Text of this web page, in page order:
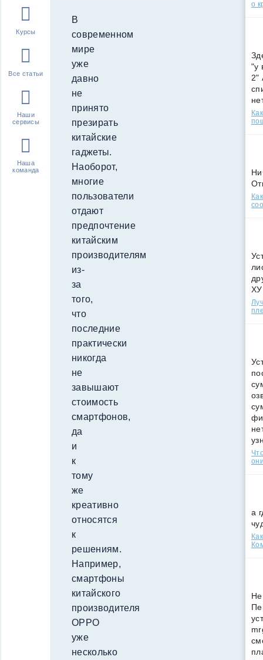
Курсы
Все статьи
Наши
сервисы
Наша
команда
В
современном
мире
уже
давно
не
принято
презирать
китайские
гаджеты.
Наоборот,
многие
пользователи
отдают
предпочтение
китайским
производителям
из-
за
того,
что
последние
практически
никогда
не
завышают
стоимость
смартфонов,
да
и
к
тому
же
креативно
относятся
к
решениям.
Например,
смартфоны
китайского
производителя
OPPO
уже
несколько
о
"у
2"
а
Не